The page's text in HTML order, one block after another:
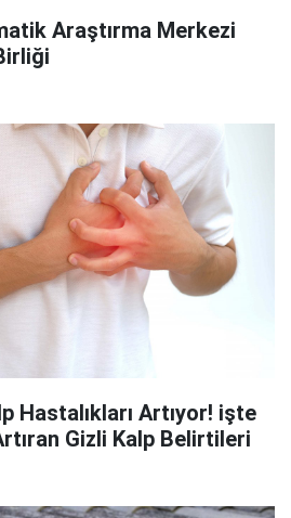
Araştırma Merkezi
Hastalıkları Artıyor! işte
Gizli Kalp Belirtileri